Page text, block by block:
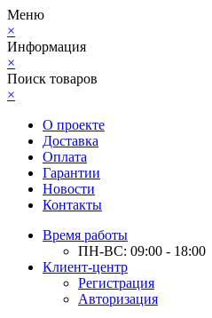
Меню
×
Информация
×
Поиск товаров
×
О проекте
Доставка
Оплата
Гарантии
Новости
Контакты
Время работы
ПН-ВС: 09:00 - 18:00
Клиент-центр
Регистрация
Авторизация